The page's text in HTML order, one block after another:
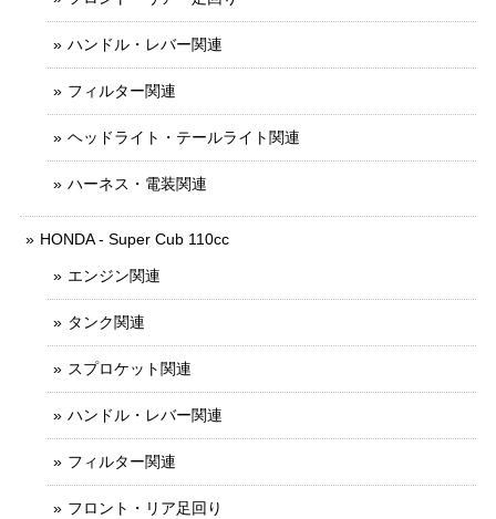
ハンドル・レバー関連
フィルター関連
ヘッドライト・テールライト関連
ハーネス・電装関連
HONDA - Super Cub 110cc
エンジン関連
タンク関連
スプロケット関連
ハンドル・レバー関連
フィルター関連
フロント・リア足回り